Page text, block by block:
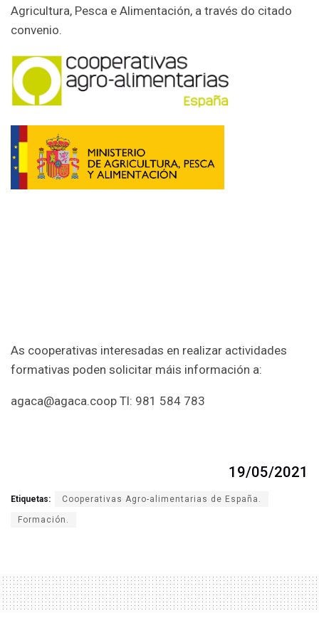
Agricultura, Pesca e Alimentación, a través do citado
convenio.
As cooperativas interesadas en realizar actividades
formativas poden solicitar máis información a:
agaca@agaca.coop Tl: 981 584 783
19/05/2021
Etiquetas: Cooperativas Agro-alimentarias de España.
Formación.